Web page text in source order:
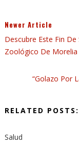
Newer Article
Descubre Este Fin
Zoológico De Morelia
“Golazo Por
RELATED POSTS:
Salud